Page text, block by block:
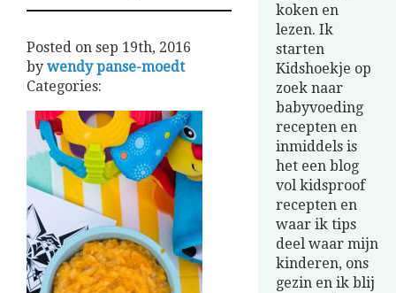
Posted on sep 19th, 2016
by wendy panse-moedt
Categories:
koken en
lezen. Ik
starten
Kidshoekje op
zoek naar
babyvoeding
recepten en
inmiddels is
het een blog
vol kidsproof
recepten en
waar ik tips
deel waar mijn
kinderen, ons
gezin en ik blij